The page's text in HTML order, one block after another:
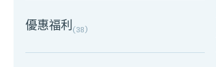
優惠福利(38)